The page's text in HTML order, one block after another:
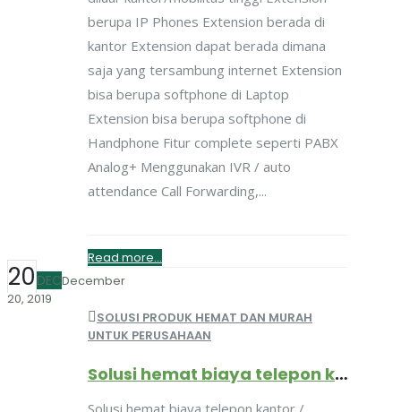
berupa IP Phones Extension berada di
kantor Extension dapat berada dimana
saja yang tersambung internet Extension
bisa berupa softphone di Laptop
Extension bisa berupa softphone di
Handphone Fitur complete seperti PABX
Analog+ Menggunakan IVR / auto
attendance Call Forwarding,...
Read more...
20 DECDecember
20, 2019
SOLUSI PRODUK HEMAT DAN MURAH
UNTUK PERUSAHAAN
Solusi hemat biaya telepon kantor / perusahaan, dijamin hemat upto 70%
Solusi hemat biaya telepon kantor /